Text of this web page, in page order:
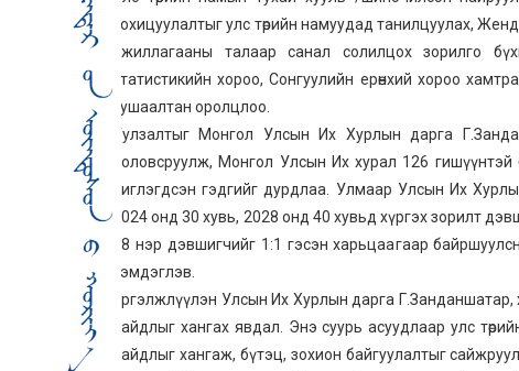
зохицуулалтыг улс төрийн намуудад танилцуулах,
ажиллагааны талаар санал солилцох зорилго
статистикийн хороо, Сонгуулийн ерөнхий хороо
тушаалтан оролцлоо.
Уулзалтыг Монгол Улсын Их Хурлын дарга
боловсруулж, Монгол Улсын Их хурал 126 гишүүнтэй
чиглэгдсэн гэдгийг дурдлаа. Улмаар Улсын Их
2024 онд 30 хувь, 2028 онд 40 хувьд хүргэх зорилт
48 нэр дэвшигчийг 1:1 гэсэн харьцаагаар
тэмдэглэв.
Үргэлжлүүлэн Улсын Их Хурлын дарга
байдлыг хангах явдал. Энэ суурь асуудлаар улс
байдлыг хангаж, бүтэц, зохион байгуулалтыг